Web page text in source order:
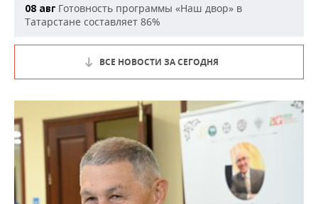
08 авг Готовность программы «Наш двор» в
Татарстане составляет 86%
ВСЕ НОВОСТИ ЗА СЕГОДНЯ